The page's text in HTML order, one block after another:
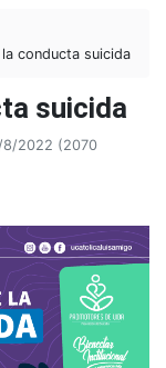
conducta suicida
suicida
8/2022 (2070